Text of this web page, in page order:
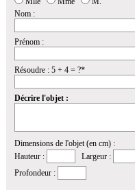
Nom :
Prénom :
Résoudre : 5 + 4 = ?*
Décrire l'objet :
Dimensions de l'objet (en cm) :
Hauteur :
Largeur :
Profondeur :